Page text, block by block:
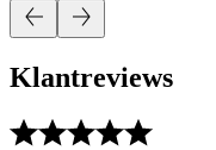
Klantreviews